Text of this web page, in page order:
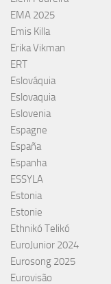
EMA 2025
Emis Killa
Erika Vikman
ERT
Eslováquia
Eslovaquia
Eslovenia
Espagne
España
Espanha
ESSYLA
Estonia
Estonie
Ethnikó Telikó
EuroJunior 2024
Eurosong 2025
Eurovisão